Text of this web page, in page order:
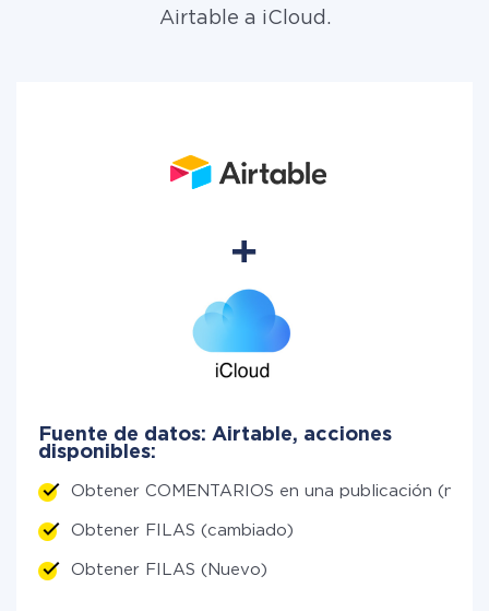
Airtable a iCloud.
Fuente de datos: Airtable, acciones
disponibles:
Obtener COMENTARIOS en una publicación
Obtener FILAS (cambiado)
Obtener FILAS (Nuevo)